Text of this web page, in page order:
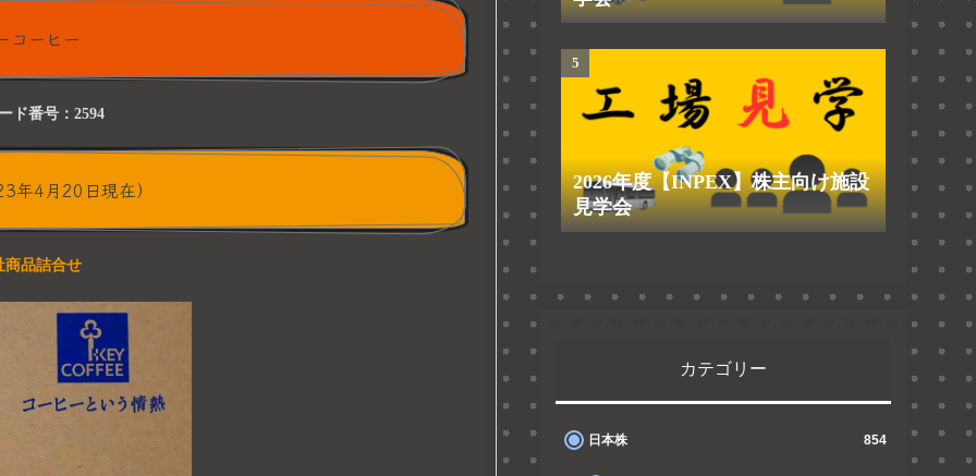
コーヒー
ド番号：2594
年4月20日現在）
商品詰合せ
2026年度【INPEX】株主向け施設
見学会
カテゴリー
日本株 854